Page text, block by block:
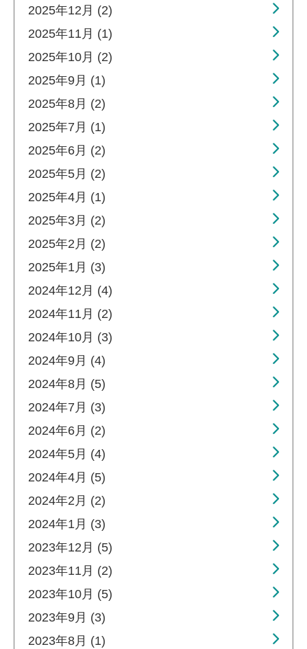
2025年12月 (2)
2025年11月 (1)
2025年10月 (2)
2025年9月 (1)
2025年8月 (2)
2025年7月 (1)
2025年6月 (2)
2025年5月 (2)
2025年4月 (1)
2025年3月 (2)
2025年2月 (2)
2025年1月 (3)
2024年12月 (4)
2024年11月 (2)
2024年10月 (3)
2024年9月 (4)
2024年8月 (5)
2024年7月 (3)
2024年6月 (2)
2024年5月 (4)
2024年4月 (5)
2024年2月 (2)
2024年1月 (3)
2023年12月 (5)
2023年11月 (2)
2023年10月 (5)
2023年9月 (3)
2023年8月 (1)